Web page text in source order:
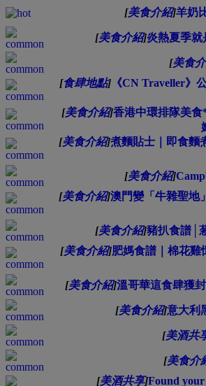
[美食介紹]羊奶
[美食介紹]炎熱夏季就
[美食
[食肆地點]《CN Traveller》
[美食介紹]香港中環排隊美
[美食介紹]煮麵貼士｜即食麵
[美食介紹]
[美食介紹]澳門變「牛雜聖地
[美食介紹]豬扒食譜│
[美食介紹]肥媽食譜｜棉花
[美食介紹]溫哥華這食肆獲
[美食介紹]意大利
[美酒共
[美食介
[美酒共享]Found your